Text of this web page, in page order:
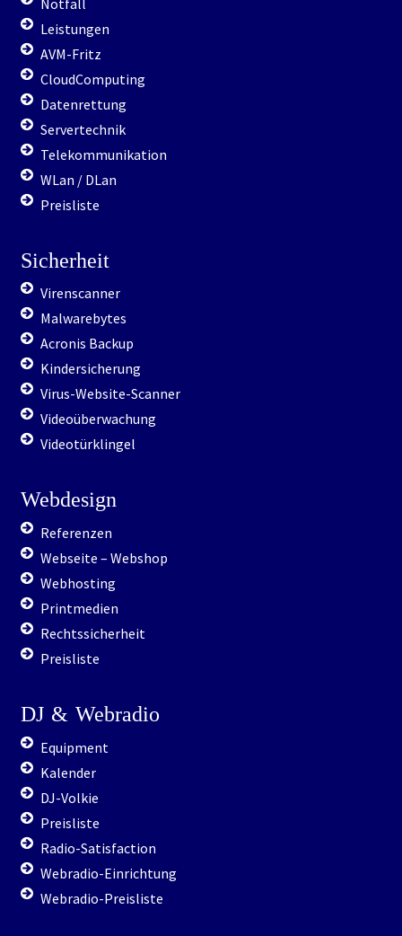
Leistungen
AVM-Fritz
CloudComputing
Datenrettung
Servertechnik
Telekommunikation
WLan / DLan
Preisliste
Sicherheit
Virenscanner
Malwarebytes
Acronis Backup
Kindersicherung
Virus-Website-Scanner
Videoüberwachung
Videotürklingel
Webdesign
Referenzen
Webseite – Webshop
Webhosting
Printmedien
Rechtssicherheit
Preisliste
DJ & Webradio
Equipment
Kalender
DJ-Volkie
Preisliste
Radio-Satisfaction
Webradio-Einrichtung
Webradio-Preisliste